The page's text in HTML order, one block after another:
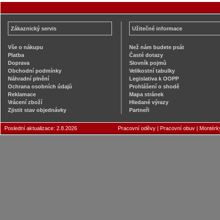
Zákaznický servis
Vše o nákupu
Platba
Doprava
Obchodní podmínky
Náhradní plnění
Ochrana osobních údajů
Reklamace
Vrácení zboží
Zjistit stav objednávky
Užitečné informace
Než nám budete psát
Časté dotazy
Slovník pojmů
Velikostní tabulky
Legislativa k OOPP
Prohlášení o shodě
Mapa stránek
Hledané výrazy
Partneři
Poslední aktualizace: 2.8.2026 Pracovní oděvy | Pracovní obuv |